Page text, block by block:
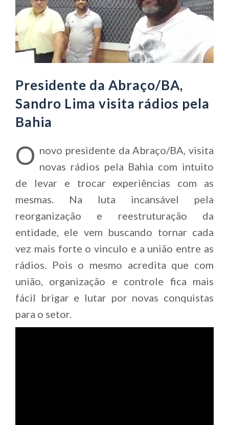
Presidente da Abraço/BA,
Sandro Lima visita rádios pela
Bahia
O novo presidente da Abraço/BA, visita
novas rádios pela Bahia com intuito
de levar e trocar experiências com as
mesmas. Na luta incansável pela
reorganização e reestruturação da
entidade, ele vem buscando tornar cada
vez mais forte o vinculo e a união entre as
rádios. Pois o mesmo acredita que com
união, organização e controle fica mais
fácil brigar e lutar por novas conquistas
para o setor.